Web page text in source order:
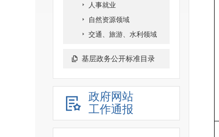
人事就业
自然资源领域
交通、旅游、水利领域
基层政务公开标准目录
政府网站
工作通报